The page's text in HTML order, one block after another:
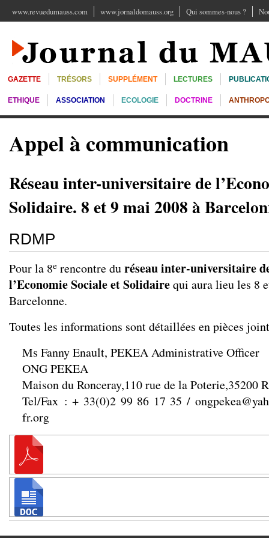
www.revuedumauss.com www.jornaldomauss.org Qui sommes-nous ?
GAZETTE TRÉSORS SUPPLÉMENT LECTURES
ETHIQUE ASSOCIATION ECOLOGIE DOCTRINE
Appel à communication
Réseau inter-universitaire de
Solidaire. 8 et 9 mai 2008 à
RDMP
Pour la 8e rencontre duréseau inter-universitaire
l’Economie Sociale et Solidairequi aura lieu les 8
Barcelonne.
Toutes les informations sont détaillées en pièces
Ms Fanny Enault, PEKEA Administrative Officer
ONG PEKEA
Maison du Ronceray,110 rue de la Poterie,35200
Tel/Fax : + 33(0)2 99 86 17 35 /
fr.org